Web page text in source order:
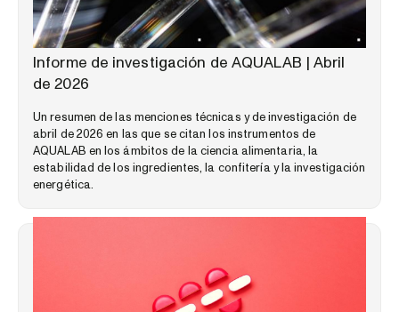
PERSPECTIVAS DEL MERCADO
Informe de investigación de AQUALAB | Abril
de 2026
Un resumen de las menciones técnicas y de investigación de
abril de 2026 en las que se citan los instrumentos de
AQUALAB en los ámbitos de la ciencia alimentaria, la
estabilidad de los ingredientes, la confitería y la investigación
energética.